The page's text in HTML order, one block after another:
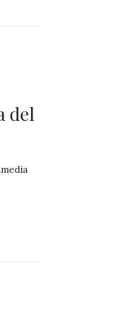
del